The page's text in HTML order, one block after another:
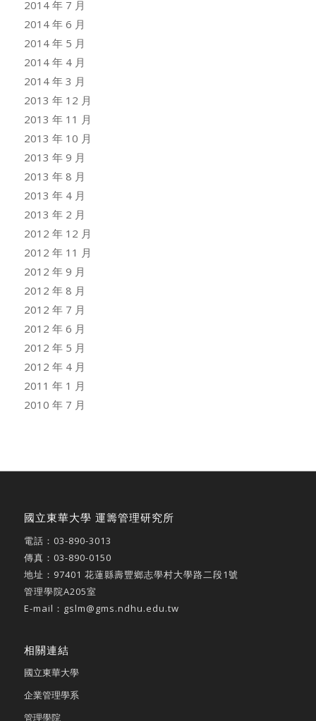
2014 年 7 月
2014 年 6 月
2014 年 5 月
2014 年 4 月
2014 年 3 月
2013 年 12 月
2013 年 11 月
2013 年 10 月
2013 年 9 月
2013 年 8 月
2013 年 4 月
2013 年 2 月
2012 年 12 月
2012 年 11 月
2012 年 9 月
2012 年 8 月
2012 年 7 月
2012 年 6 月
2012 年 5 月
2012 年 4 月
2011 年 1 月
2010 年 7 月
國立東華大學 運籌管理研究所
電話： 03-890-3013
傳真：03-890-0150
地址： 97401 花蓮縣壽豐鄉志學村大學路二段1號
管理學院A205室
E-mail： gslm@gms.ndhu.edu.tw
相關連結
國立東華大學
企業管理學系
管理學院